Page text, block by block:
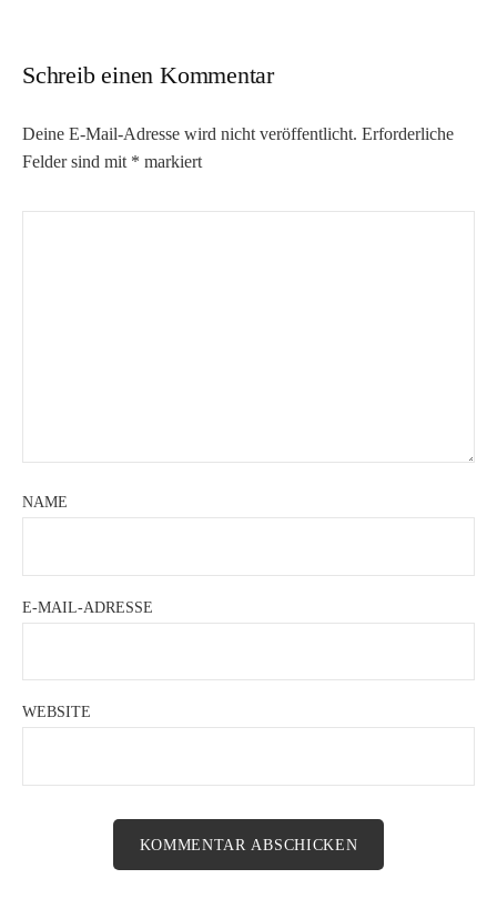
Schreib einen Kommentar
Deine E-Mail-Adresse wird nicht veröffentlicht. Erforderliche
Felder sind mit * markiert
NAME
E-MAIL-ADRESSE
WEBSITE